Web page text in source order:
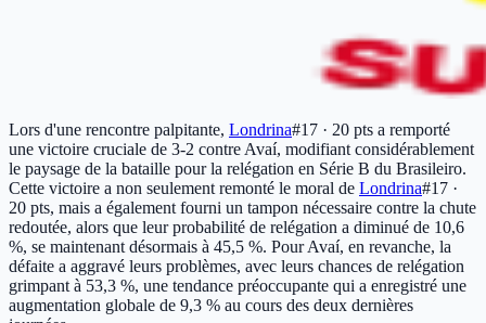
Lors d'une rencontre palpitante, Londrina#17 · 20 pts a remporté
une victoire cruciale de 3-2 contre Avaí, modifiant considérablement
le paysage de la bataille pour la relégation en Série B du Brasileiro.
Cette victoire a non seulement remonté le moral de Londrina#17 ·
20 pts, mais a également fourni un tampon nécessaire contre la chute
redoutée, alors que leur probabilité de relégation a diminué de 10,6
%, se maintenant désormais à 45,5 %. Pour Avaí, en revanche, la
défaite a aggravé leurs problèmes, avec leurs chances de relégation
grimpant à 53,3 %, une tendance préoccupante qui a enregistré une
augmentation globale de 9,3 % au cours des deux dernières